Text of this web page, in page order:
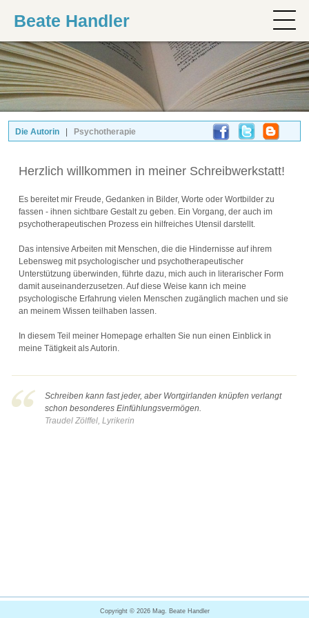
Beate Handler
Die Autorin | Psychotherapie
Herzlich willkommen in meiner Schreibwerkstatt!
Es bereitet mir Freude, Gedanken in Bilder, Worte oder Wortbilder zu
fassen - ihnen sichtbare Gestalt zu geben. Ein Vorgang, der auch im
psychotherapeutischen Prozess ein hilfreiches Utensil darstellt.
Das intensive Arbeiten mit Menschen, die die Hindernisse auf ihrem
Lebensweg mit psychologischer und psychotherapeutischer
Unterstützung überwinden, führte dazu, mich auch in literarischer Form
damit auseinanderzusetzen. Auf diese Weise kann ich meine
psychologische Erfahrung vielen Menschen zugänglich machen und sie
an meinem Wissen teilhaben lassen.
In diesem Teil meiner Homepage erhalten Sie nun einen Einblick in
meine Tätigkeit als Autorin.
Schreiben kann fast jeder, aber Wortgirlanden knüpfen verlangt
schon besonderes Einfühlungsvermögen.
Traudel Zölffel, Lyrikerin
Copyright © Mag. Beate Handler